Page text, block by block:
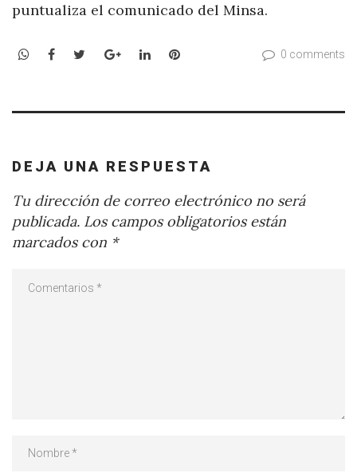
puntualiza el comunicado del Minsa.
WhatsApp
Facebook
TwitterGoogle+LinkedInPinterest 0 comments
DEJA UNA RESPUESTA
Tu dirección de correo electrónico no será
publicada. Los campos obligatorios están
marcados con *